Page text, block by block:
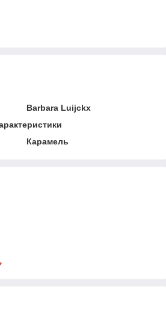
Barbara Luijckx
Карамель